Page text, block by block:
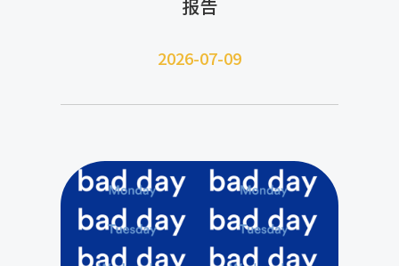
报告
2026-07-09